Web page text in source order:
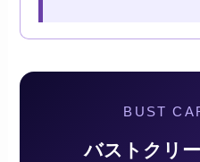
BUST
バストクリ